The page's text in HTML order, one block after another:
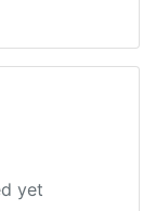
yet